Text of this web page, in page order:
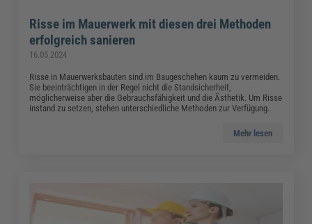
Risse im Mauerwerk mit diesen drei Methoden
erfolgreich sanieren
16.05.2024
Risse in Mauerwerksbauten sind im Baugeschehen kaum zu vermeiden.
Sie beeinträchtigen in der Regel nicht die Standsicherheit,
möglicherweise aber die Gebrauchsfähigkeit und die Ästhetik. Um Risse
instand zu setzen, stehen unterschiedliche Methoden zur Verfügung.
Mehr lesen